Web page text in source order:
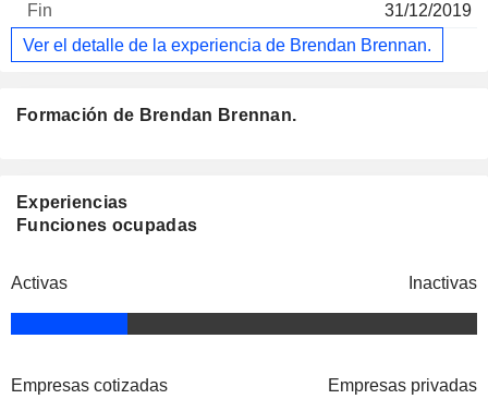
31/12/2019
Ver el detalle de la experiencia de Brendan Brennan.
Formación de Brendan Brennan.
Experiencias
Funciones ocupadas
Activas Inactivas
Empresas cotizadas Empresas privadas